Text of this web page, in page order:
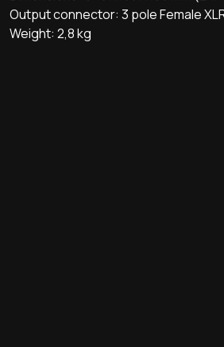
Output connector: 3 pole Female
Weight: 2,8 kg